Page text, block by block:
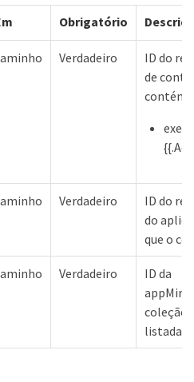
Obrigatório
Verdadeiro
ID do
de conta
contém
Verdadeiro
ID do
do
que o
Verdadeiro
ID da
coleção
listada